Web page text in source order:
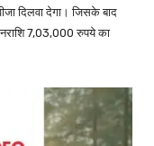
दिलवा देगा। जिसके बाद
7,03,000 रुपये का